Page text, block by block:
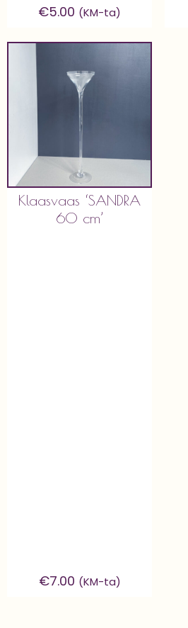
€5.00 (KM-ta)
Klaasvaas ‘SANDRA
60 cm’
€7.00 (KM-ta)